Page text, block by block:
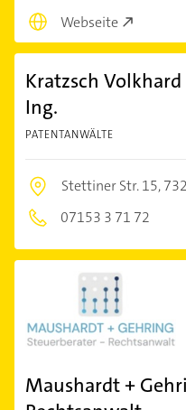
Webseite
Kratzsch
Ing.
PATENTANWÄLTE
Stettiner Str. 15,
07153 3 71 72
Maushardt +